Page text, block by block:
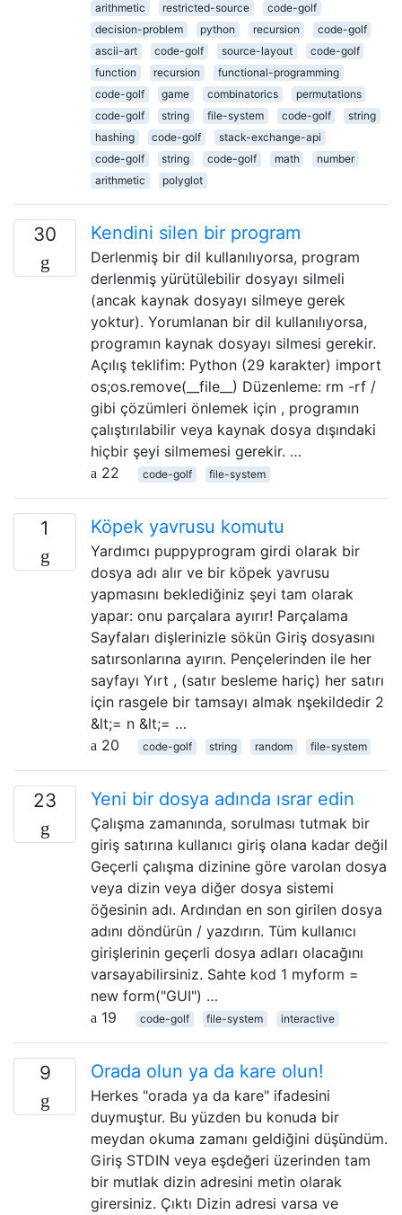
arithmetic restricted-source
code-golf
decision-problem
python recursion
code-golf
ascii-art
code-golf source-layout
code-golf
function
recursion
functional-programming
code-golf
game combinatorics
permutations
code-golf
string file-system code-golf
string
hashing
code-golf
stack-exchange-api
code-golf
string code-golf math
number
arithmetic
polyglot
30 Kendini silen bir program
Derlenmiş bir dil kullanılıyorsa, program
derlenmiş yürütülebilir dosyayı silmeli
(ancak kaynak dosyayı silmeye gerek
yoktur). Yorumlanan bir dil kullanılıyorsa,
programın kaynak dosyayı silmesi gerekir.
Açılış teklifim: Python (29 karakter) import
os;os.remove(__file__) Düzenleme: rm -rf /
gibi çözümleri önlemek için , programın
çalıştırılabilir veya kaynak dosya dışındaki
hiçbir şeyi silmemesi gerekir. …
22
code-golf file-system
1 Köpek yavrusu komutu
Yardımcı puppyprogram girdi olarak bir
dosya adı alır ve bir köpek yavrusu
yapmasını beklediğiniz şeyi tam olarak
yapar: onu parçalara ayırır! Parçalama
Sayfaları dişlerinizle sökün Giriş dosyasını
satırsonlarına ayırın. Pençelerinden ile her
sayfayı Yırt , (satır besleme hariç) her satırı
için rasgele bir tamsayı almak nşekildedir 2
&lt;= n &lt;= …
20
code-golf string random file-system
23 Yeni bir dosya adında ısrar edin
Çalışma zamanında, sorulması tutmak bir
giriş satırına kullanıcı giriş olana kadar değil
Geçerli çalışma dizinine göre varolan dosya
veya dizin veya diğer dosya sistemi
öğesinin adı. Ardından en son girilen dosya
adını döndürün / yazdırın. Tüm kullanıcı
girişlerinin geçerli dosya adları olacağını
varsayabilirsiniz. Sahte kod 1 myform =
new form("GUI") …
19
code-golf file-system interactive
9 Orada olun ya da kare olun!
Herkes "orada ya da kare" ifadesini
duymuştur. Bu yüzden bu konuda bir
meydan okuma zamanı geldiğini düşündüm.
Giriş STDIN veya eşdeğeri üzerinden tam
bir mutlak dizin adresini metin olarak
girersiniz. Çıktı Dizin adresi varsa ve